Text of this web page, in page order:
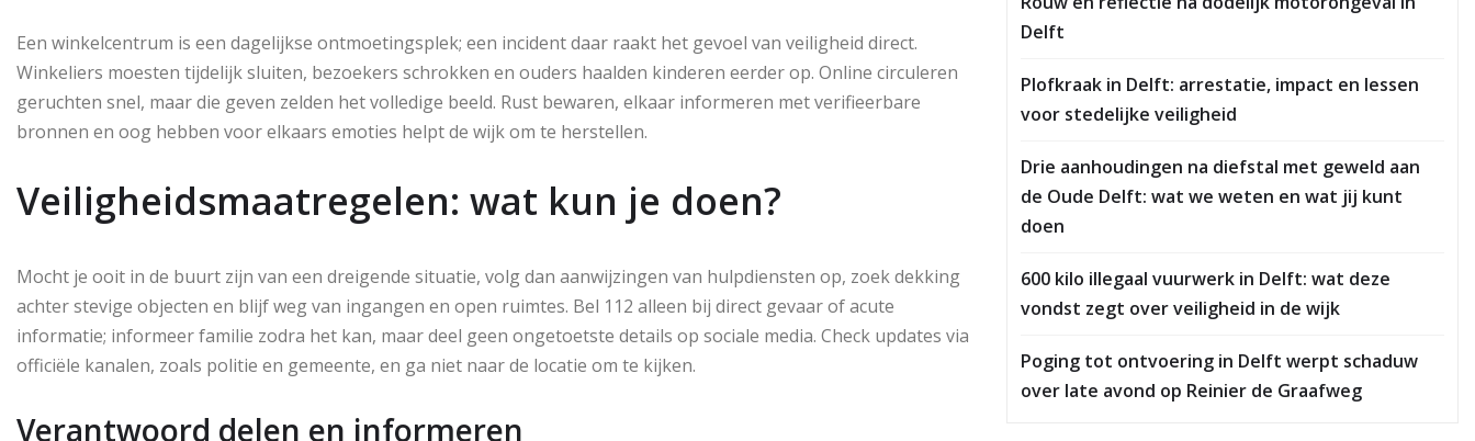
Een winkelcentrum is een dagelijkse ontmoetingsplek; een incident daar raakt het gevoel van veiligheid direct.
Winkeliers moesten tijdelijk sluiten, bezoekers schrokken en ouders haalden kinderen eerder op. Online circuleren
geruchten snel, maar die geven zelden het volledige beeld. Rust bewaren, elkaar informeren met verifieerbare
bronnen en oog hebben voor elkaars emoties helpt de wijk om te herstellen.
Veiligheidsmaatregelen: wat kun je doen?
Mocht je ooit in de buurt zijn van een dreigende situatie, volg dan aanwijzingen van hulpdiensten op, zoek dekking
achter stevige objecten en blijf weg van ingangen en open ruimtes. Bel 112 alleen bij direct gevaar of acute
informatie; informeer familie zodra het kan, maar deel geen ongetoetste details op sociale media. Check updates via
officiële kanalen, zoals politie en gemeente, en ga niet naar de locatie om te kijken.
Verantwoord delen en informeren
Delft
Plofkraak in Delft: arrestatie, impact en lessen
voor stedelijke veiligheid
Drie aanhoudingen na diefstal met geweld aan
de Oude Delft: wat we weten en wat jij kunt
doen
600 kilo illegaal vuurwerk in Delft: wat deze
vondst zegt over veiligheid in de wijk
Poging tot ontvoering in Delft werpt schaduw
over late avond op Reinier de Graafweg